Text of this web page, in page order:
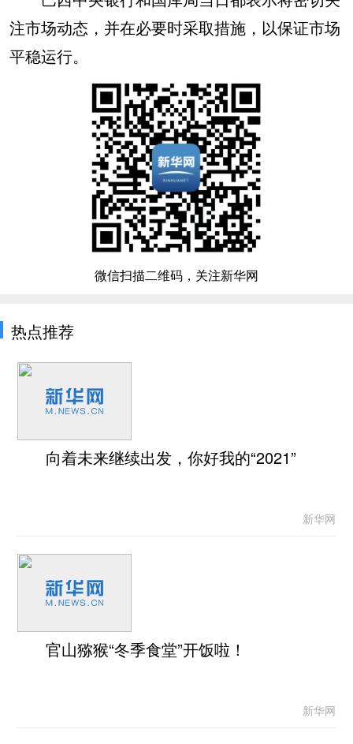
注市场动态，并在必要时采取措施，以保证市场
平稳运行。
微信扫描二维码，关注新华网
热点推荐
向着未来继续出发，你好我的“2021”
新华网
官山猕猴“冬季食堂”开饭啦！
新华网